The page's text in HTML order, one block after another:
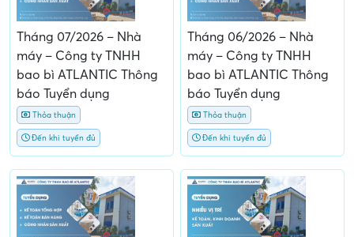
Tháng 07/2026 – Nhà
máy – Công ty TNHH
bao bì ATLANTIC Thông
báo Tuyển dụng
Thỏa thuận
Đến khi tuyển đủ
Tháng 06/2026 – Nhà
máy – Công ty TNHH
bao bì ATLANTIC Thông
báo Tuyển dụng
Thỏa thuận
Đến khi tuyển đủ